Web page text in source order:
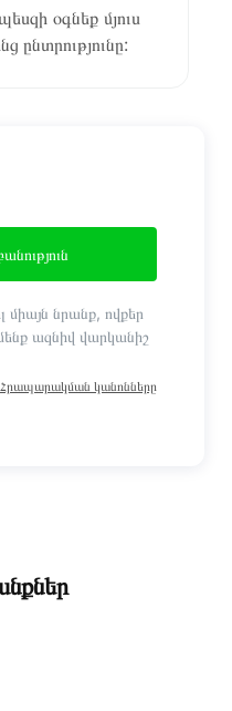
օգնեք մյուս
ընտրությունը:
միայն նրանք, ովքեր
ազնիվ վարկանիշ
Հրապարակման կանոնները